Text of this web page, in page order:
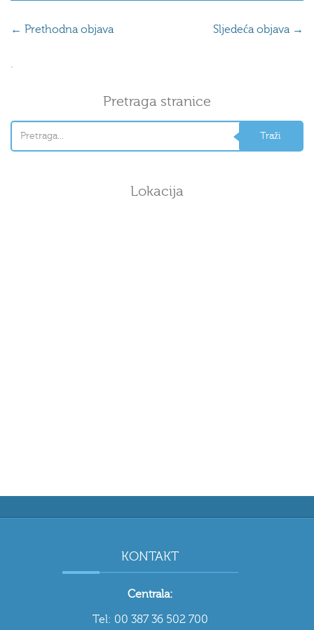
← Prethodna objava Sljedeća objava →
.
Pretraga stranice
Lokacija
KONTAKT
Centrala:
Tel: 00 387 36 502 700